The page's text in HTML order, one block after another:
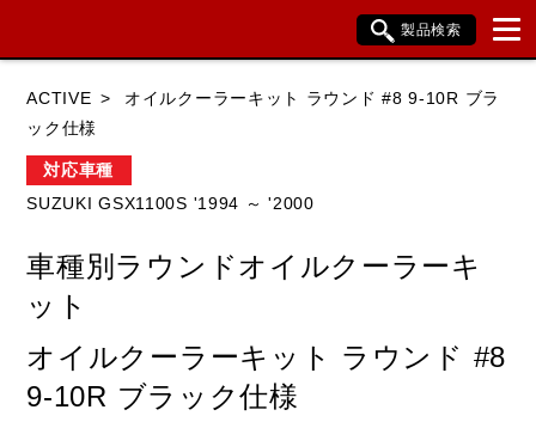
製品検索
HONDA YAMAHA SUZUKI
KAWASAKI BMW DUCATI
HARLEY DAVIDSON
ACTIVE
オイルクーラーキット ラウンド #8 9-10R ブラ
ック仕様
対応車種
SUZUKI GSX1100S '1994 ～ '2000
車種別ラウンドオイルクーラーキ
ット
オイルクーラーキット ラウンド #8
9-10R ブラック仕様